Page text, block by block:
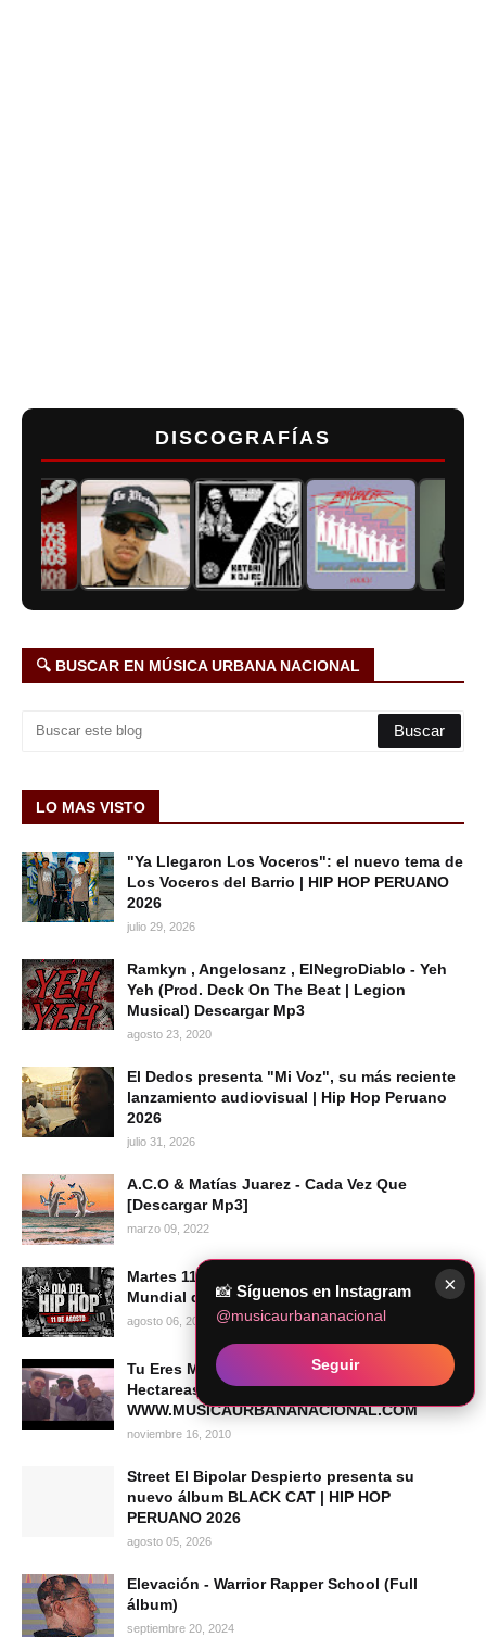
DISCOGRAFÍAS
🔍 BUSCAR EN MÚSICA URBANA NACIONAL
LO MAS VISTO
"Ya Llegaron Los Voceros": el nuevo tema de
Los Voceros del Barrio | HIP HOP PERUANO
2026
julio 29, 2026
Ramkyn , Angelosanz , ElNegroDiablo - Yeh
Yeh (Prod. Deck On The Beat | Legion
Musical) Descargar Mp3
agosto 23, 2020
El Dedos presenta "Mi Voz", su más reciente
lanzamiento audiovisual | Hip Hop Peruano
2026
julio 31, 2026
A.C.O & Matías Juarez - Cada Vez Que
[Descargar Mp3]
marzo 09, 2022
Martes 11 de agosto de 2026 se celebra el Día
Mundial del Hip Hop
agosto 06, 2026
Tu Eres Mia REMIX - Ropisagu Ft. Lui Wey &
Hectareas 14 (Prod New Port)
WWW.MUSICAURBANANACIONAL.COM
noviembre 16, 2010
Street El Bipolar Despierto presenta su
nuevo álbum BLACK CAT | HIP HOP
PERUANO 2026
agosto 05, 2026
Elevación - Warrior Rapper School (Full
álbum)
septiembre 20, 2024
×
📸 Síguenos en Instagram
@musicaurbananacional
Seguir